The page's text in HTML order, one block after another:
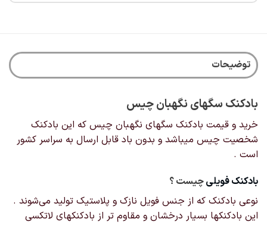
توضیحات
بادکنک سگهای نگهبان چیس
خرید و قیمت بادکنک سگهای نگهبان چیس که این بادکنک
شخصیت چیس میباشد و بدون باد قابل ارسال به سراسر کشور
است .
بادکنک‌ فویلیچیست ؟
نوعی بادکنک که از جنس فویل نازک و پلاستیک تولید می‌شوند .
این بادکنکها بسیار درخشان و مقاوم تر از بادکنکهای لاتکسی